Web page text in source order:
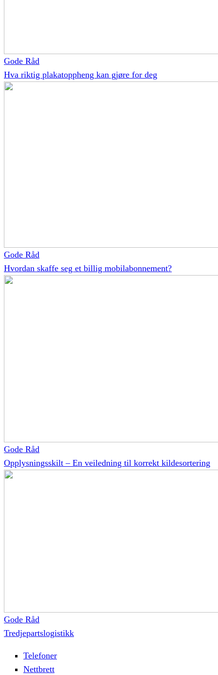
Gode Råd
Hva riktig plakatoppheng kan gjøre for deg
Gode Råd
Hvordan skaffe seg et billig mobilabonnement?
Gode Råd
Opplysningsskilt – En veiledning til korrekt kildesortering
Gode Råd
Tredjepartslogistikk
Telefoner
Nettbrett